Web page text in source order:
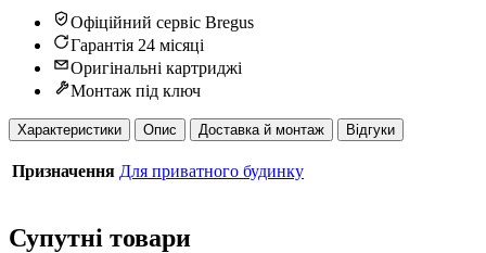
Офіційний сервіс Bregus
Гарантія 24 місяці
Оригінальні картриджі
Монтаж під ключ
Характеристики Опис Доставка й монтаж Відгуки
Призначення Для приватного будинку
Супутні товари